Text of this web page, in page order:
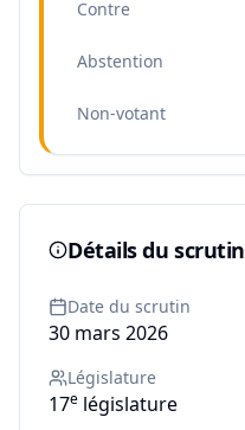
Contre
Abstention
Non-votant
Détails du scrutin
Date du scrutin
30 mars 2026
Législature
17e législature